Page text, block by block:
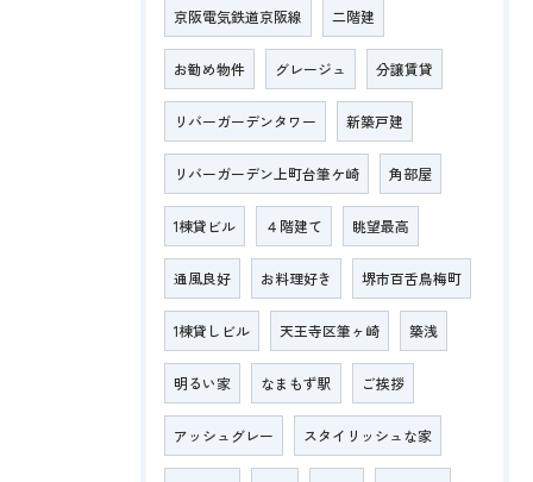
京阪電気鉄道京阪線 二階建
お勧め物件 グレージュ 分譲賃貸
リバーガーデンタワー 新築戸建
リバーガーデン上町台筆ケ崎 角部屋
1棟貸ビル ４階建て 眺望最高
通風良好 お料理好き 堺市百舌鳥梅町
1棟貸しビル 天王寺区筆ヶ崎 築浅
明るい家 なまもず駅 ご挨拶
アッシュグレー スタイリッシュな家